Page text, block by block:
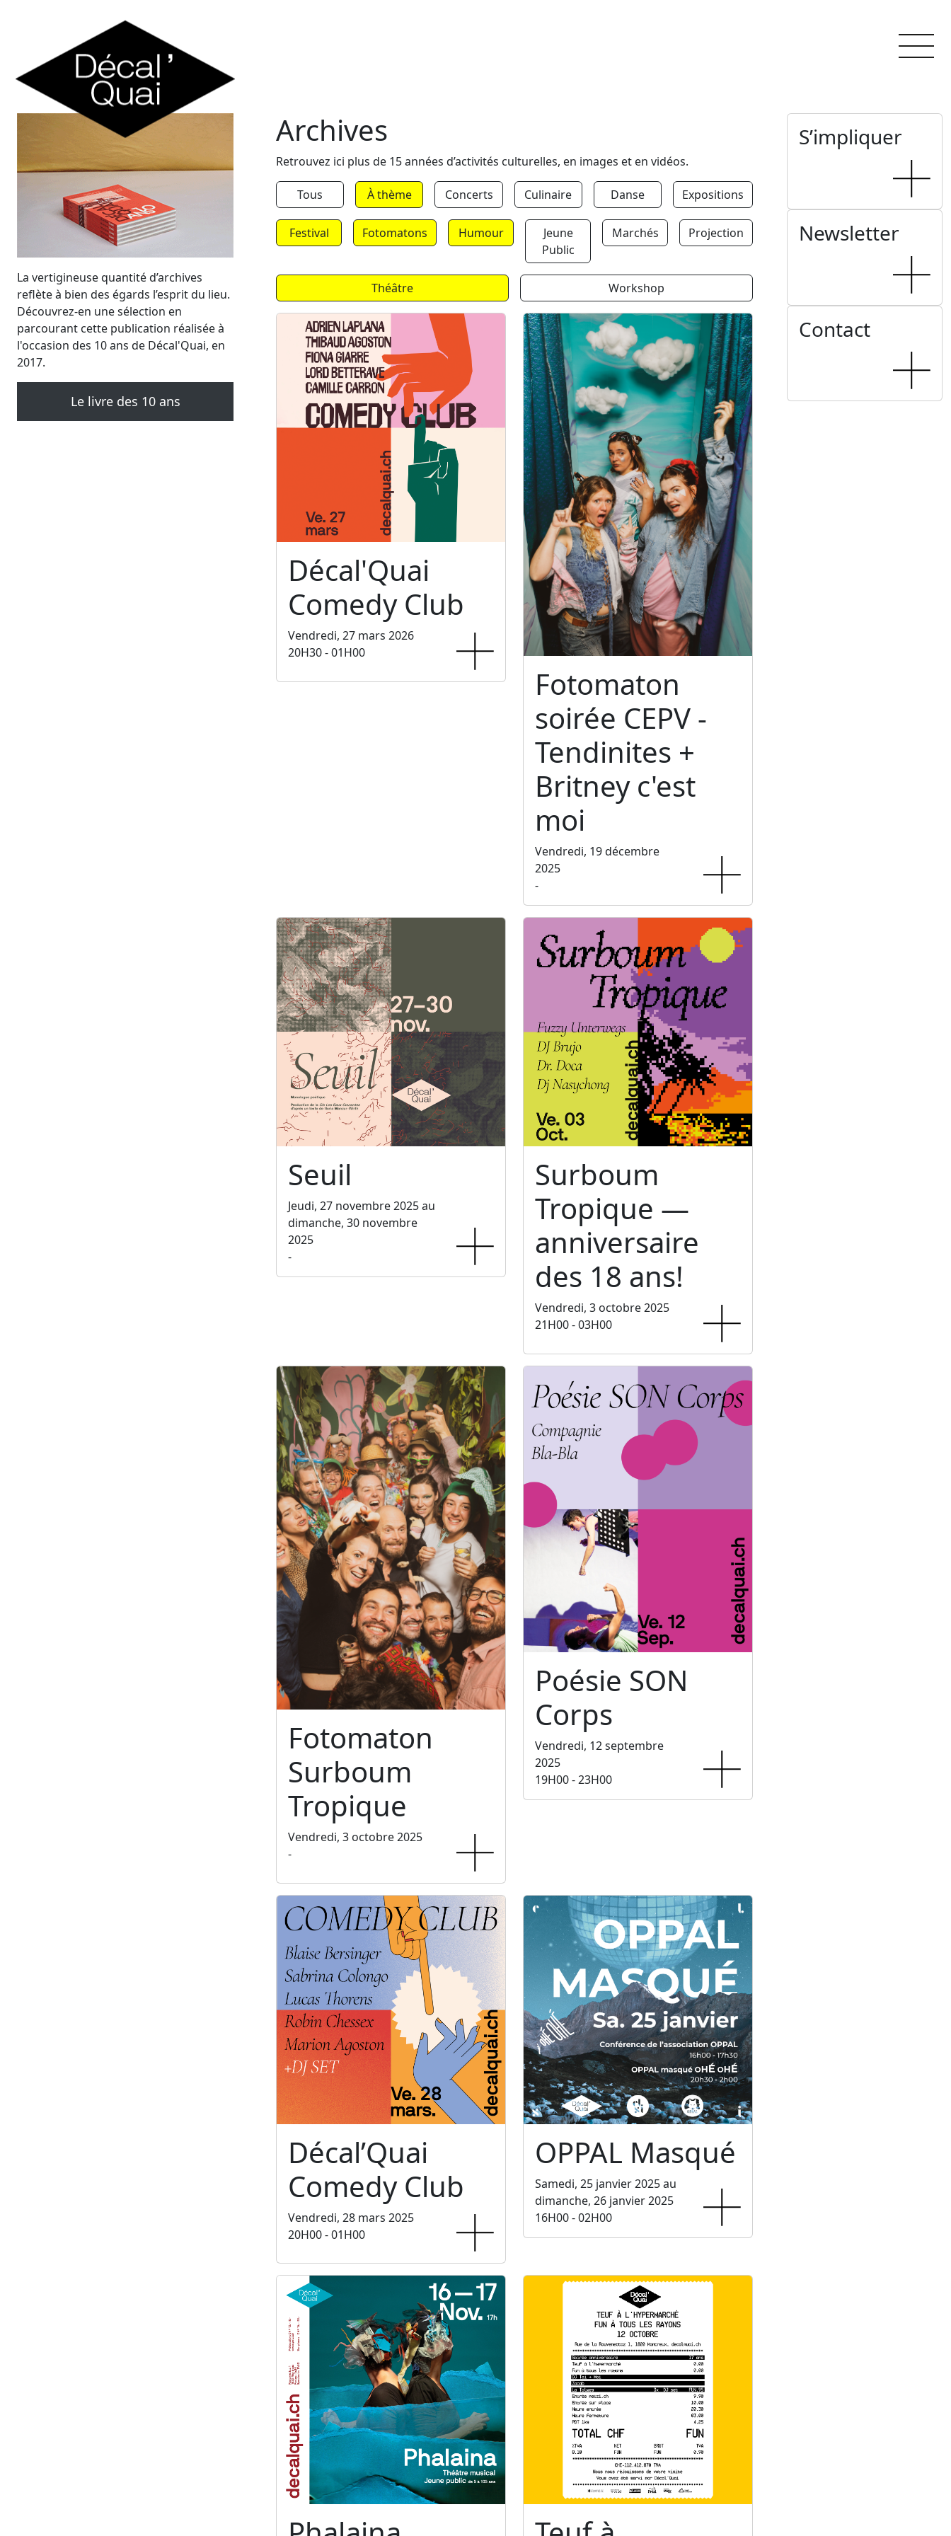
La vertigineuse quantité d’archives
reflète à bien des égards l’esprit du lieu.
Découvrez-en une sélection en
parcourant cette publication réalisée à
l'occasion des 10 ans de Décal'Quai, en
2017.
Le livre des 10 ans
Archives
Retrouvez ici plus de 15 années d’activités culturelles, en images et en vidéos.
Tous À thème Concerts Culinaire Danse Expositions
Festival Fotomatons Humour
Jeune
Public
Marchés Projection
Théâtre Workshop
Décal'Quai
Comedy Club
Vendredi, 27 mars 2026
20H30 - 01H00
Fotomaton
soirée CEPV -
Tendinites +
Britney c'est
moi
Vendredi, 19 décembre
2025
-
Seuil
Jeudi, 27 novembre 2025 au
dimanche, 30 novembre
2025
-
Surboum
Tropique —
anniversaire
des 18 ans!
Vendredi, 3 octobre 2025
21H00 - 03H00
Fotomaton
Surboum
Tropique
Vendredi, 3 octobre 2025
-
Poésie SON
Corps
Vendredi, 12 septembre
2025
19H00 - 23H00
Décal’Quai
Comedy Club
Vendredi, 28 mars 2025
20H00 - 01H00
OPPAL Masqué
Samedi, 25 janvier 2025 au
dimanche, 26 janvier 2025
16H00 - 02H00
S’impliquer
Newsletter
Contact